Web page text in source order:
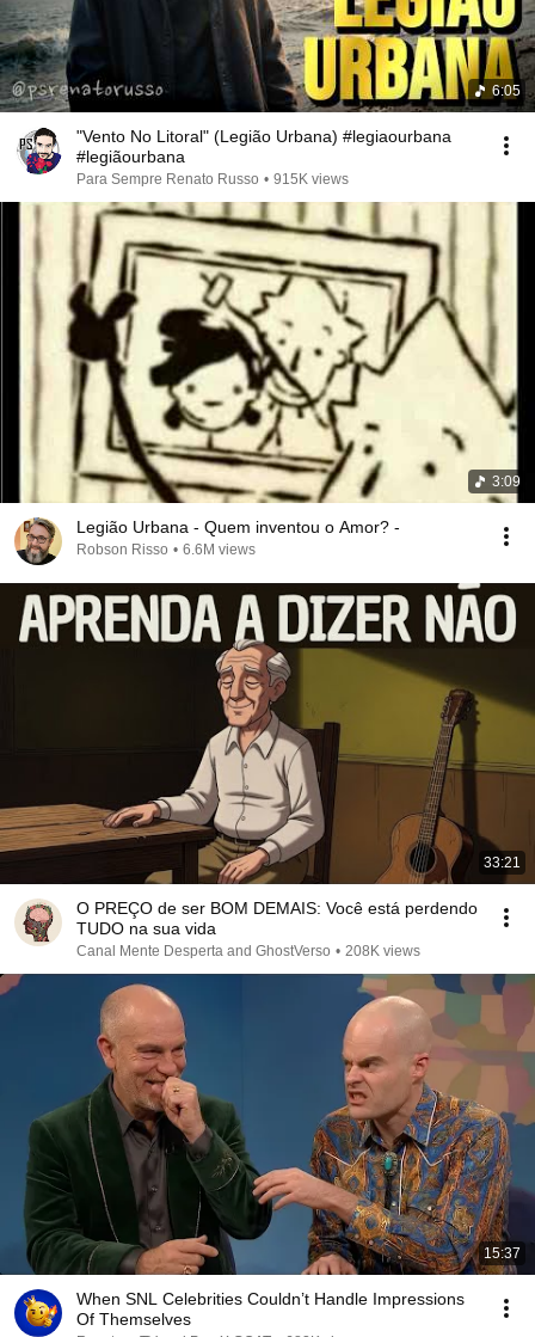
6:05
"Vento No Litoral" (Legião Urbana) #legiaourbana
#legiãourbana
Para Sempre Renato Russo • 915K views
3:09
Legião Urbana - Quem inventou o Amor? -
Robson Risso • 6.6M views
33:21
O PREÇO de ser BOM DEMAIS: Você está perdendo
TUDO na sua vida
Canal Mente Desperta and GhostVerso • 208K views
15:37
When SNL Celebrities Couldn’t Handle Impressions
Of Themselves